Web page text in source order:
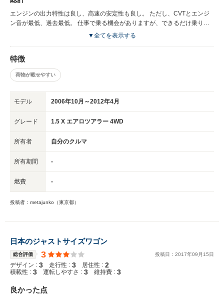
度キープは苦手で、エンジンがピクピク回転あげたり下げたりして速度が変
わるしイライラする。１．５lのエンジンは出力特性については優秀だが、
ングは高速ではクラス以上の安定感があるが、ステアの中心付近のレスポン
スがダルダルダルダルダルダルで反応しない。
エンジンの出力特性は良し、高速の安定性も良し。 ただし、CVTとエンジ
ン音が最低、過去最低。 仕事で乗る機会がありますが、できるだけ乗りた
くありません。 乗るたびにイライライライライライライライライラしてま
の2人だけが、あの車のCVTはクソだ・・・と言っていますが、他の人は一
切感じていません。 イライラしたくないので、鈍感な人が羨ましいです。
▼全てを表示する
特徴
荷物が載せやすい
モデル 2006年10月～2012年4月
グレード 1.5 X エアロツアラー 4WD
所有者 自分のクルマ
所有期間 -
燃費 -
投稿者：metajunko（東京都）
日本のジャストサイズワゴン
総合評価 3 投稿日： 2017年09 月 15日
デザイン : 3 走行性 : 3 居住性 : 2
積載性 : 3 運転しやすさ : 3 維持費 : 3
良かった点